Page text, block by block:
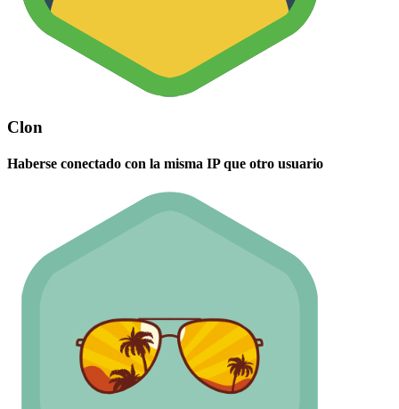
Clon
Haberse conectado con la misma IP que otro usuario